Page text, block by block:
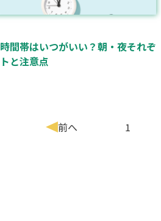
間帯はいつがいい？朝・夜それぞ
と注意点
前へ 1